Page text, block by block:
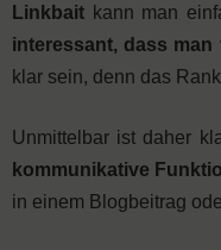
Linkbait kann man
interessant, dass
klar sein, denn das
Unmittelbar ist daher
kommunikative
in einem Blogbeitrag